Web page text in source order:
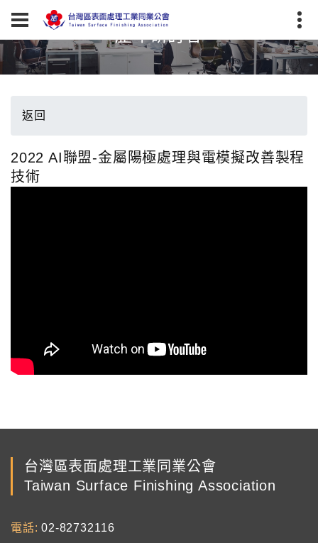
歷年研討會
返回
2022 AI聯盟-金屬陽極處理與電模擬改善製程
技術
台灣區表面處理工業同業公會
Taiwan Surface Finishing Association
電話
02-82732116